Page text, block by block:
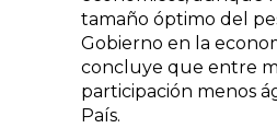
tamaño óptimo del
Gobierno en la
concluye que entre
participación menos
País.